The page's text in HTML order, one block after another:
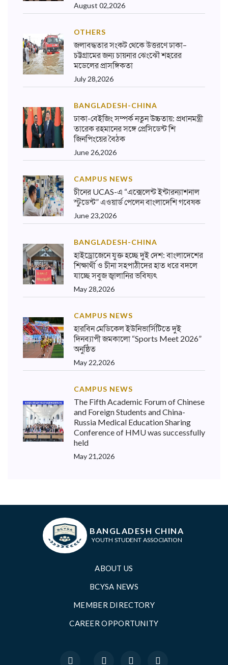
August 02,2026
OTHERS
জলাবদ্ধতার সংকট থেকে উত্তরণে ঢাকা–
চট্টগ্রামের জন্য চায়নার ঝেংঝৌ শহরের
মডেলের প্রাসঙ্গিকতা
July 28,2026
BANGLADESH-CHINA
ঢাকা-বেইজিং সম্পর্ক নতুন উচ্চতায়: প্রধানমন্ত্রী
তারেক রহমানের সঙ্গে প্রেসিডেন্ট শি
জিনপিংয়ের বৈঠক
June 26,2026
CAMPUS NEWS
চীনের UCAS-এ “এক্সেলেন্ট ইন্টারন্যাশনাল
স্টুডেন্ট” এওয়ার্ড পেলেন বাংলাদেশি গবেষক
June 23,2026
BANGLADESH-CHINA
হাইড্রোজেনে যুক্ত হচ্ছে দুই দেশ: বাংলাদেশের
শিক্ষার্থী ও চীনা সহপাঠীদের হাত ধরে বদলে
যাচ্ছে সবুজ জ্বালানির ভবিষ্যৎ
May 28,2026
CAMPUS NEWS
হারবিন মেডিকেল ইউনিভার্সিটিতে দুই
দিনব্যাপী জমকালো “Sports Meet 2026”
অনুষ্ঠিত
May 22,2026
CAMPUS NEWS
The Fifth Academic Forum of Chinese
and Foreign Students and China-
Russia Medical Education Sharing
Conference of HMU was successfully
held
May 21,2026
BANGLADESH CHINA
YOUTH STUDENT ASSOCIATION
ABOUT US
BCYSA NEWS
MEMBER DIRECTORY
CAREER OPPORTUNITY